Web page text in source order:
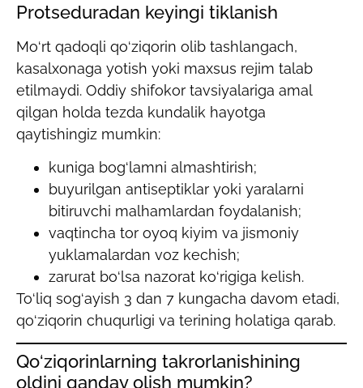
Protseduradan keyingi tiklanish
Mo‘rt qadoqli qo‘ziqorin olib tashlangach,
kasalxonaga yotish yoki maxsus rejim talab
etilmaydi. Oddiy shifokor tavsiyalariga amal
qilgan holda tezda kundalik hayotga
qaytishingiz mumkin:
kuniga bog‘lamni almashtirish;
buyurilgan antiseptiklar yoki yaralarni
bitiruvchi malhamlardan foydalanish;
vaqtincha tor oyoq kiyim va jismoniy
yuklamalardan voz kechish;
zarurat bo‘lsa nazorat ko‘rigiga kelish.
To‘liq sog‘ayish 3 dan 7 kungacha davom etadi,
qo‘ziqorin chuqurligi va terining holatiga qarab.
Qo‘ziqorinlarning takrorlanishining
oldini qanday olish mumkin?